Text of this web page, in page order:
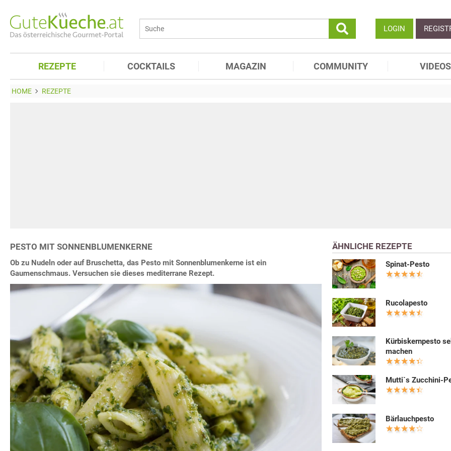
LOGIN
REZEPTE COCKTAILS MAGAZIN COMMUNITY VIDEOS
HOME REZEPTE
PESTO MIT SONNENBLUMENKERNE
Ob zu Nudeln oder auf Bruschetta, das Pesto mit Sonnenblumenkerne ist ein
Gaumenschmaus. Versuchen sie dieses mediterrane Rezept.
ÄHNLICHE REZEPTE
Spinat-Pesto
Rucolapesto
Kürbiskernpesto
machen
Mutti`s Zucchini-
Bärlauchpesto